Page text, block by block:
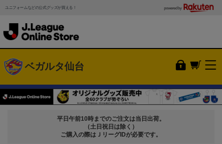
ユニフォームなどの公式グッズが買える！ powered by
ベガルタ仙台
平日午前10時までのご注文は当日出荷。
（土日祝日は除く）
ご購入の際はＪリーグIDが必要です。